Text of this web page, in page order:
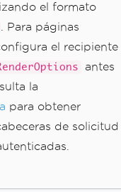
el formato
. Para páginas
el recipiente
antes
la
para obtener
de solicitud